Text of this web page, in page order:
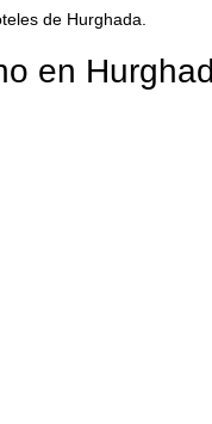
de Hurghada.
en